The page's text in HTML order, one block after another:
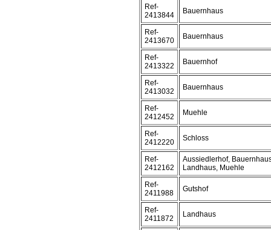
Ref-
2413844
Bauernhaus
Ref-
2413670
Bauernhaus
Ref-
2413322
Bauernhof
Ref-
2413032
Bauernhaus
Ref-
2412452
Muehle
Ref-
2412220
Schloss
Ref-
2412162
Aussiedlerhof,
Landhaus, Muehle
Ref-
2411988
Gutshof
Ref-
2411872
Landhaus